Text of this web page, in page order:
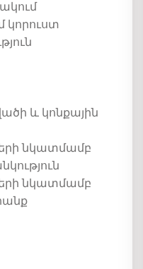
կորուստ
և կոնքային
նկատմամբ
նկատմամբ